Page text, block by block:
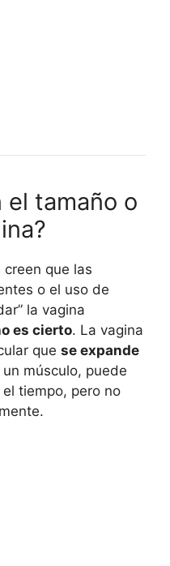
el tamaño o
que las
o el uso de
la vagina
es cierto. La vagina
que se expande
músculo, puede
tiempo, pero no